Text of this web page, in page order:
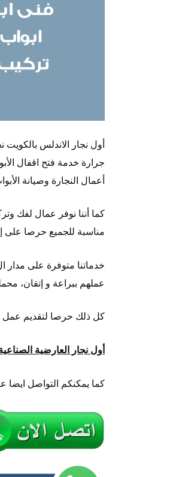
أول نجار الاندلس
جرارة خدمة فتح اقفال
أعمال النجارة وصيانة
كما أننا نوفر عمال لفك
مناسبة للجميع حرصا على
عملهم ببراعة و إتقان،
كل ذلك حرصا لتقديم عمل
أول نجار العارضية
كما يمكنكم التواصل ايضا